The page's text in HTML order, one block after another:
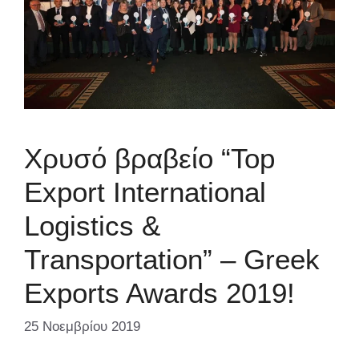
Xρυσό βραβείο “Top
Export International
Logistics &
Transportation” – Greek
Exports Awards 2019!
25 Νοεμβρίου 2019